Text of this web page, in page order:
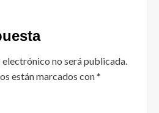
no será publicada.
están marcados con*